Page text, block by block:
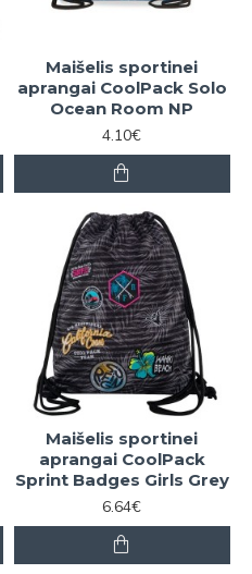
Maišelis sportinei
aprangai CoolPack Solo
Ocean Room NP
4.10€
Maišelis sportinei
aprangai CoolPack
Sprint Badges Girls Grey
6.64€